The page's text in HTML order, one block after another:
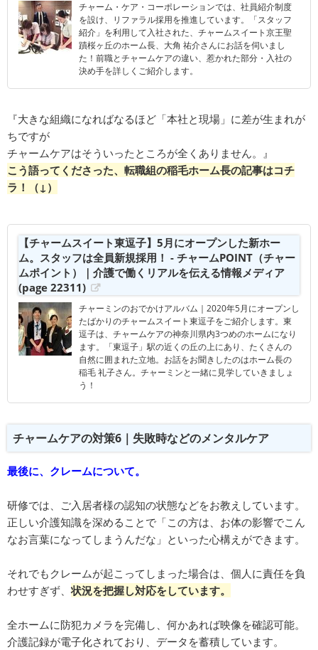
チャーム・ケア・コーポレーションでは、社員紹介制度
を設け、リファラル採用を推進しています。「スタッフ
紹介」を利用して入社された、チャームスイート京王聖
蹟桜ヶ丘のホーム長、大角 祐介さんにお話を伺いまし
た！前職とチャームケアの違い、惹かれた部分・入社の
決め手を詳しくご紹介します。
『大きな組織になればなるほど「本社と現場」に差が生まれが
ちですが
チャームケアはそういったところが全くありません。』
こう語ってくださった、転職組の稲毛ホーム長の記事はコチ
ラ！（↓）
【チャームスイート東逗子】5月にオープンした新ホー
ム。スタッフは全員新規採用！ - チャームPOINT（チャー
ムポイント）｜介護で働くリアルを伝える情報メディア
(page 22311)
チャーミンのおでかけアルバム｜2020年5月にオープンし
たばかりのチャームスイート東逗子をご紹介します。東
逗子は、チャームケアの神奈川県内3つめのホームになり
ます。「東逗子」駅の近くの丘の上にあり、たくさんの
自然に囲まれた立地。お話をお聞きしたのはホーム長の
稲毛 礼子さん。チャーミンと一緒に見学していきましょ
う！
チャームケアの対策6｜失敗時などのメンタルケア
最後に、クレームについて。
研修では、ご入居者様の認知の状態などをお教えしています。
正しい介護知識を深めることで「この方は、お体の影響でこん
なお言葉になってしまうんだな」といった心構えができます。
それでもクレームが起こってしまった場合は、個人に責任を負
わせすぎず、状況を把握し対応をしています。
全ホームに防犯カメラを完備し、何かあれば映像を確認可能。
介護記録が電子化されており、データを蓄積しています。